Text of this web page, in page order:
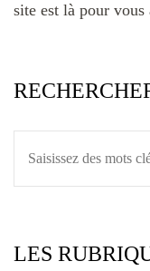
site est là pour vous
LES